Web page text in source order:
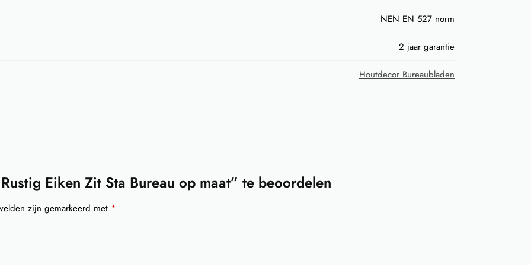
NEN EN 527 norm
2 jaar garantie
Houtdecor Bureaubladen
Eiken Zit Sta Bureau op maat” te beoordelen
zijn gemarkeerd met *